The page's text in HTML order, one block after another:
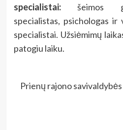
specialistai:šeimos
specialistas, psichologas ir
specialistai. Užsiėmimų
patogiu laiku.
Prienų rajono